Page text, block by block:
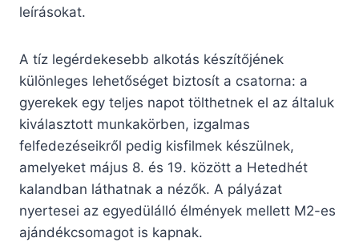
leírásokat.
A tíz legérdekesebb alkotás készítőjének
különleges lehetőséget biztosít a csatorna: a
gyerekek egy teljes napot tölthetnek el az általuk
kiválasztott munkakörben, izgalmas
felfedezéseikről pedig kisfilmek készülnek,
amelyeket május 8. és 19. között a Hetedhét
kalandban láthatnak a nézők. A pályázat
nyertesei az egyedülálló élmények mellett M2-es
ajándékcsomagot is kapnak.